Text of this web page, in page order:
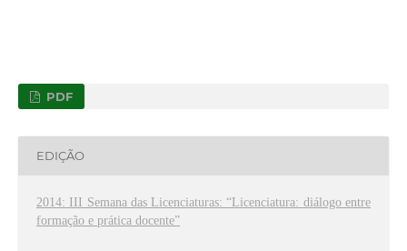
PDF
EDIÇÃO
2014: III Semana das Licenciaturas: “Licenciatura: diálogo entre
formação e prática docente”